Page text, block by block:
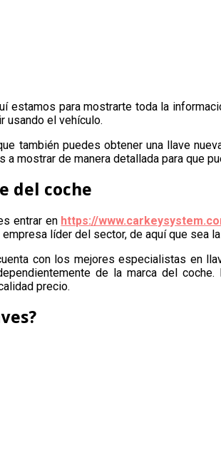
estamos para mostrarte toda la
usando el vehículo.
también puedes obtener una llave
mostrar de manera detallada para que
del coche
entrar en https://
líder del sector, de aquí que sea
con los mejores especialistas en
de la marca del
precio.